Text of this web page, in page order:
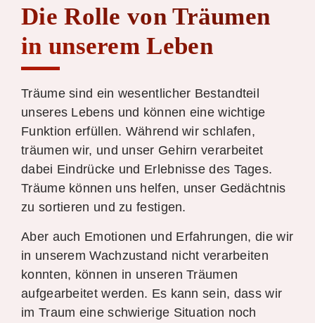
Die Rolle von Träumen
in unserem Leben
Träume sind ein wesentlicher Bestandteil
unseres Lebens und können eine wichtige
Funktion erfüllen. Während wir schlafen,
träumen wir, und unser Gehirn verarbeitet
dabei Eindrücke und Erlebnisse des Tages.
Träume können uns helfen, unser Gedächtnis
zu sortieren und zu festigen.
Aber auch Emotionen und Erfahrungen, die wir
in unserem Wachzustand nicht verarbeiten
konnten, können in unseren Träumen
aufgearbeitet werden. Es kann sein, dass wir
im Traum eine schwierige Situation noch